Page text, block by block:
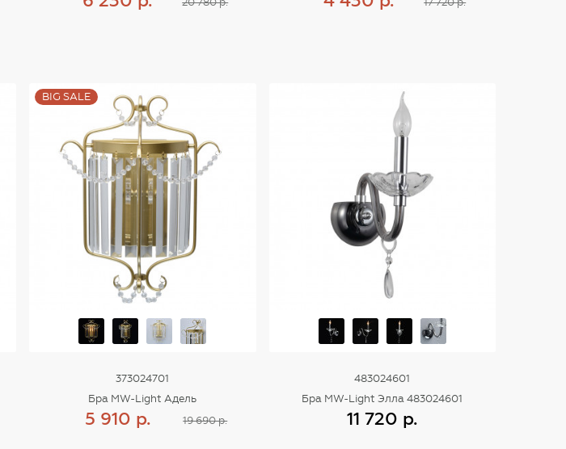
BIG SALE
373024701
Бра MW-Light Адель
5 910 р.
19 690 р.
483024601
Бра MW-Light Элла 483024601
11 720 р.